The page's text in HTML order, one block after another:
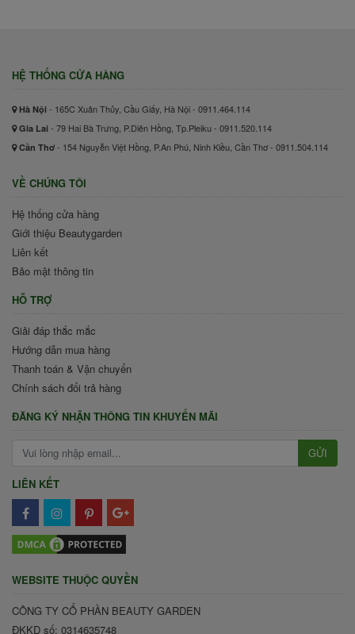
HỆ THỐNG CỬA HÀNG
Hà Nội - 165C Xuân Thủy, Cầu Giấy, Hà Nội - 0911.464.114
Gia Lai - 79 Hai Bà Trưng, P.Diên Hồng, Tp.Pleiku - 0911.520.114
Cần Thơ - 154 Nguyễn Việt Hồng, P.An Phú, Ninh Kiều, Cần Thơ - 0911.504.114
VỀ CHÚNG TÔI
Hệ thống cửa hàng
Giới thiệu Beautygarden
Liên kết
Bảo mật thông tin
HỖ TRỢ
Giải đáp thắc mắc
Hướng dẫn mua hàng
Thanh toán & Vận chuyển
Chính sách đổi trả hàng
ĐĂNG KÝ NHẬN THÔNG TIN KHUYẾN MÃI
GỬI
LIÊN KẾT
WEBSITE THUỘC QUYỀN
CÔNG TY CỔ PHẦN BEAUTY GARDEN
ĐKKD số: 0314635748